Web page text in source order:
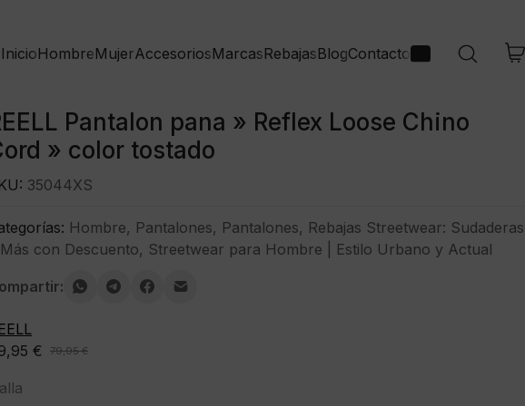
InicioHombreMujerAccesoriosMarcasRebajasBlogContacto
Pantalon pana » Reflex Loose Chino
» color tostado
79,95€
€
35044XS
Hombre, Pantalones, Pantalones, Rebajas Streetwear: Sudaderas
con Descuento, Streetwear para Hombre | Estilo Urbano y Actual